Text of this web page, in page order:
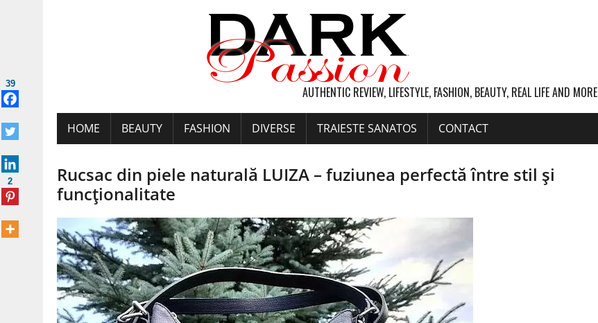
AUTHENTIC REVIEW, LIFESTYLE, FASHION, BEAUTY, REAL LIFE AND MORE
HOME BEAUTY FASHION DIVERSE TRAIESTE SANATOS CONTACT
Rucsac din piele naturală LUIZA – fuziunea perfectă între stil și
funcționalitate
39
2